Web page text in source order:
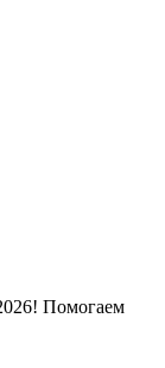
Помогаем